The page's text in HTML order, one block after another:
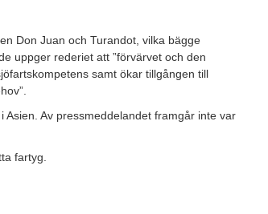
Don Juan och Turandot, vilka bägge
uppger rederiet att ”förvärvet och den
samt ökar tillgången till
Av pressmeddelandet framgår inte var
fartyg.